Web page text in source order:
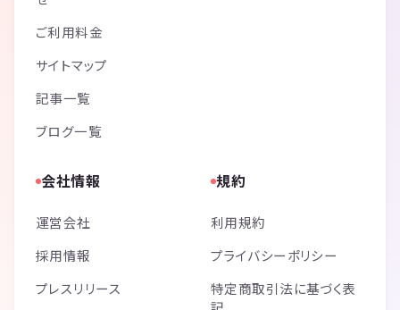
ご利用料金
サイトマップ
記事一覧
ブログ一覧
会社情報
運営会社
採用情報
プレスリリース
規約
利用規約
プライバシーポリシー
特定商取引法に基づく表